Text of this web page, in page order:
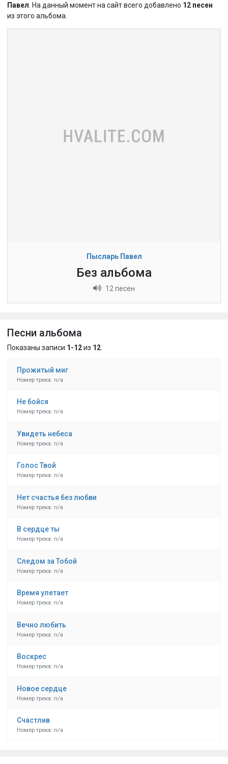
Павел . На данный момент на сайт всего добавлено 12 песен
из этого альбома.
Пысларь Павел
Без альбома
12 песен
Песни альбома
Показаны записи 1-12из 12
Прожитый миг
Номер трека: n/a
Не бойся
Номер трека: n/a
Увидеть небеса
Номер трека: n/a
Голос Твой
Номер трека: n/a
Нет счастья без любви
Номер трека: n/a
В сердце ты
Номер трека: n/a
Следом за Тобой
Номер трека: n/a
Время улетает
Номер трека: n/a
Вечно любить
Номер трека: n/a
Воскрес
Номер трека: n/a
Новое сердце
Номер трека: n/a
Счастлив
Номер трека: n/a